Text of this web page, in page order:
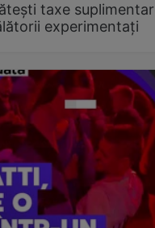
taxe
experimentați